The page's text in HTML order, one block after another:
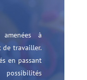
à
de travailler.
en passant